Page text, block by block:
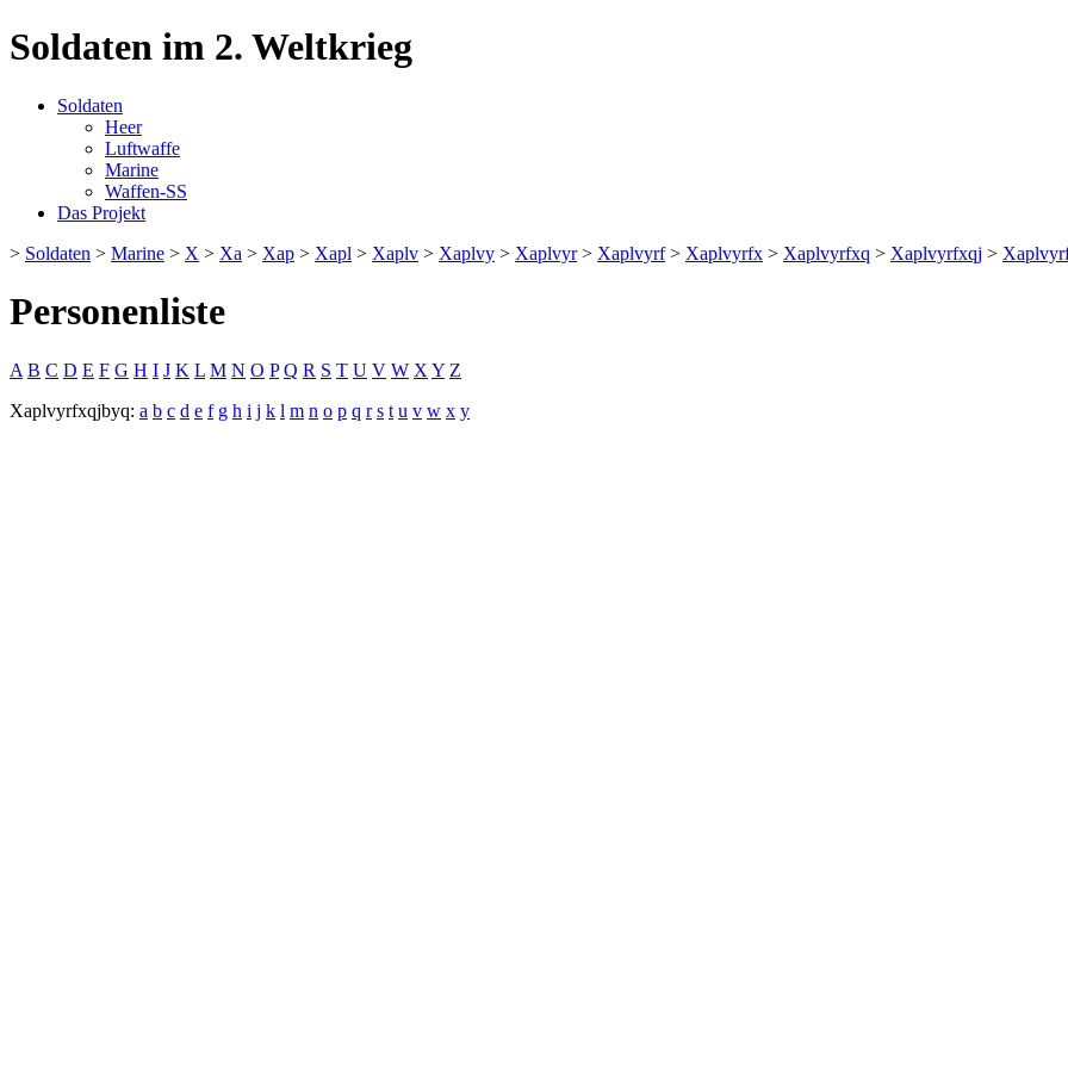
Soldaten im 2. Weltkrieg
Soldaten
Heer
Luftwaffe
Marine
Waffen-SS
Das Projekt
> Soldaten > Marine > X > Xa > Xap > Xapl > Xaplv > Xaplvy > Xaplvyr> Xaplvyrf> Xaplvyrfx > Xaplvyrfxq > Xaplvyrfxqj >
Personenliste
A B C D E F G H I J K L M N O P Q R S T U V W X Y Z
Xaplvyrfxqjbyq: a b c d e f g h i j k l m n o p q r s t u v w x y